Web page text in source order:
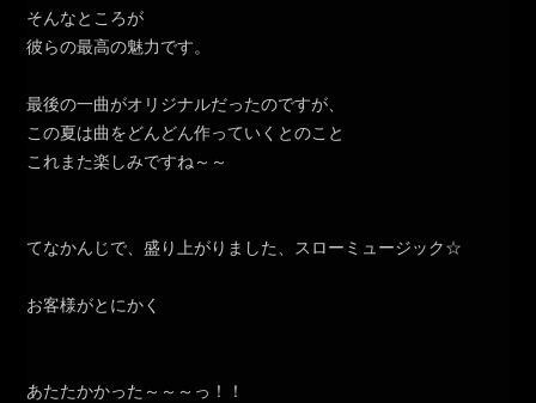
そんなところが
彼らの最高の魅力です。
最後の一曲がオリジナルだったのですが、
この夏は曲をどんどん作っていくとのこと
これまた楽しみですね～～
てなかんじで、盛り上がりました、スローミュージック☆
お客様がとにかく
あたたかかった～～～っ！！